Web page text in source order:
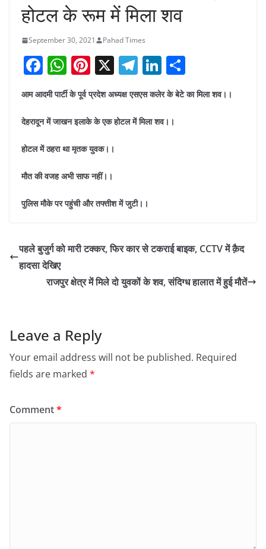
होटल के रूम में मिला शव
September 30, 2021 Pahad Times
F
a
c
e
b
o
o
k
W
h
at
s
A
p
p
Pi
nt
er
e
st
X T
e
gr
Li
n
k
e
ar
आम आदमी पार्टी के पूर्व प्रदेश अध्यक्ष एसएस कलेर के बेटे का मिला शव।।
देहरादून में जाखन इलाके के एक होटल में मिला शव।।
होटल में ठहरा था मृतक युवक।।
मौत की वजह अभी साफ नहीं।।
पुलिस मौके पर पहुंची और तफ्तीश में जुटी।।
पहले बुजुर्ग को मारी टक्कर, फिर कार से टकराई बाइक, CCTV में क़ैद
हादसा देखिए
राजपुर क्षेत्र में मिले दो युवकों के शव, संदिग्ध हालात में हुई मौतें
Leave a Reply
Your email address will not be published. Required
fields are marked *
Comment*